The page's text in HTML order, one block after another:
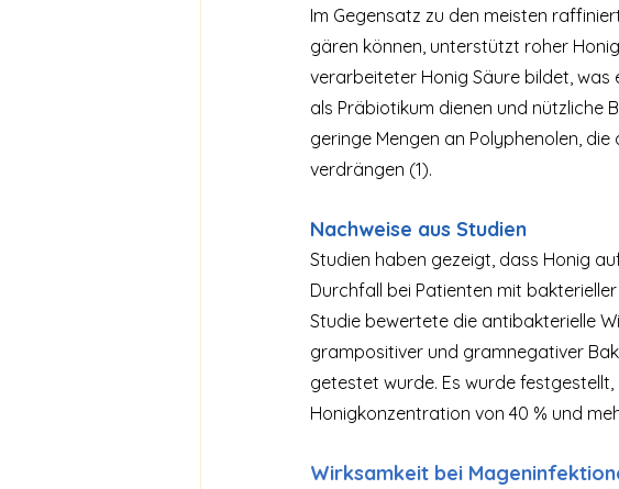
Im Gegensatz zu den meisten
gären können, unterstützt roher
verarbeiteter Honig Säure bildet,
als Präbiotikum dienen und nützliche
geringe Mengen an Polyphenolen,
verdrängen (1).
Nachweise aus Studien
Studien haben gezeigt, dass Honig
Durchfall bei Patienten mit
Studie bewertete die antibakterielle
grampositiver und gramnegativer
getestet wurde. Es wurde
Honigkonzentration von 40 % und
Wirksamkeit bei